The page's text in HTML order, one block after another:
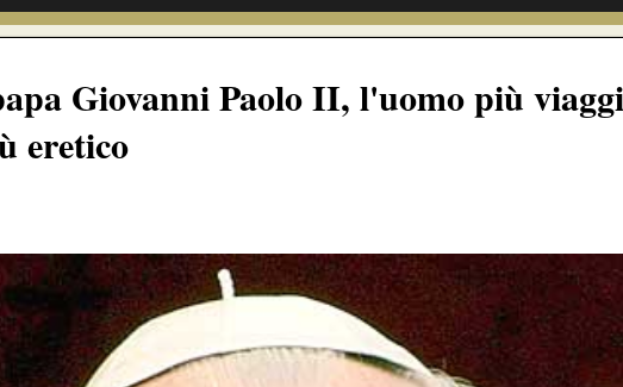
Giovanni Paolo II, l'uomo più
eretico